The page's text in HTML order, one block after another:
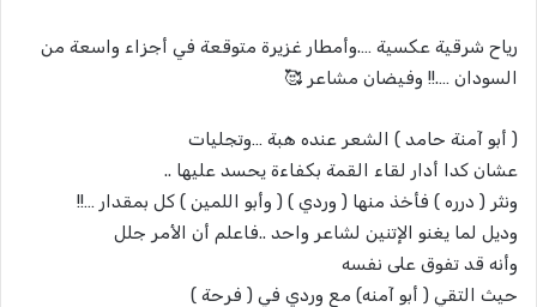
رياح شرقية عكسية ….وأمطار غزيرة متوقعة في أجزاء واسعة من
السودان ….!! وفيضان مشاعر 🥰
( أبو آمنة حامد ) الشعر عنده هبة …وتجليات
عشان كدا أدار لقاء القمة بكفاءة يحسد عليها ..
ونثر ( درره ) فأخذ منها ( وردي ) ( وأبو اللمين ) كل بمقدار …!!
وديل لما يغنو الإتنين لشاعر واحد ..فاعلم أن الأمر جلل
وأنه قد تفوق على نفسه
حيث التقي ( أبو آمنه) مع وردي في ( فرحة )